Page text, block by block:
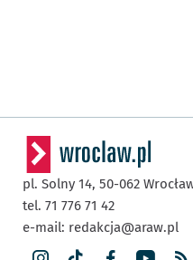
pl. Solny 14, 50-062
tel. 71 776 71 42
e-mail: redakcja@araw.pl